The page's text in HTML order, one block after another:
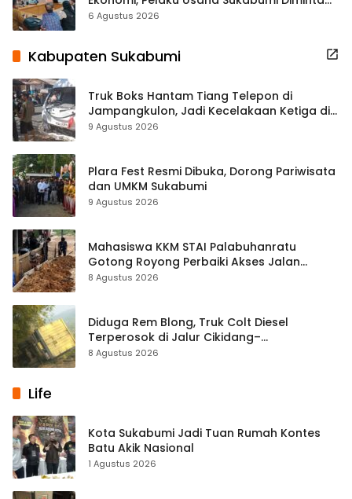
Terbuka Beri Data
6 Agustus 2026
Kabupaten Sukabumi
Truk Boks Hantam Tiang Telepon di
Jampangkulon, Jadi Kecelakaan Ketiga di
Titik yang Sama
9 Agustus 2026
Plara Fest Resmi Dibuka, Dorong Pariwisata
dan UMKM Sukabumi
9 Agustus 2026
Mahasiswa KKM STAI Palabuhanratu
Gotong Royong Perbaiki Akses Jalan
Majelis Ta’lim di Sagaranten
8 Agustus 2026
Diduga Rem Blong, Truk Colt Diesel
Terperosok di Jalur Cikidang–
Palabuhanratu
8 Agustus 2026
Life
Kota Sukabumi Jadi Tuan Rumah Kontes
Batu Akik Nasional
1 Agustus 2026